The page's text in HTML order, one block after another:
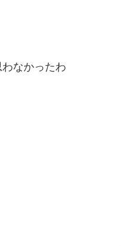
なかったわ